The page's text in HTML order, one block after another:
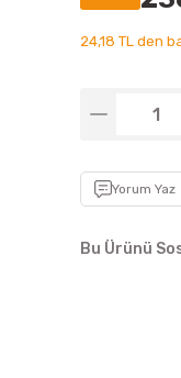
24,18 TL den
Yorum Yaz
Bu Ürünü